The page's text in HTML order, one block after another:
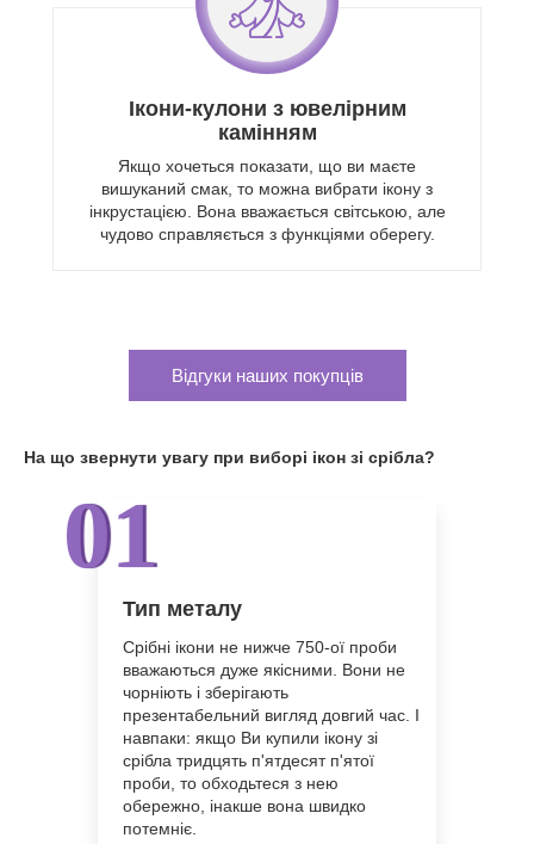
Iкони-кулони з ювелiрним
камiнням
Якщо хочеться показати, що ви маєте
вишуканий смак, то можна вибрати ікону з
інкрустацією. Вона вважається світською, але
чудово справляється з функціями оберегу.
Відгуки наших покупців
На що звернути увагу при виборі ікон зі срібла?
01
Тип металу
Срібні ікони не нижче 750-ої проби
вважаються дуже якісними. Вони не
чорніють і зберігають
презентабельний вигляд довгий час. І
навпаки: якщо Ви купили ікону зі
срібла тридцять п'ятдесят п'ятої
проби, то обходьтеся з нею
обережно, інакше вона швидко
потемніє.